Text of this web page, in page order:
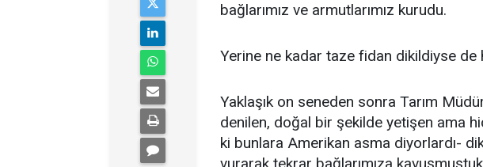
bağlarımız ve armutlarımız kurudu.
Yerine ne kadar taze fidan dikildiyse
Yaklaşık on seneden sonra Tarım
denilen, doğal bir şekilde yetişen ama
ki bunlara Amerikan asma diyorlardı-